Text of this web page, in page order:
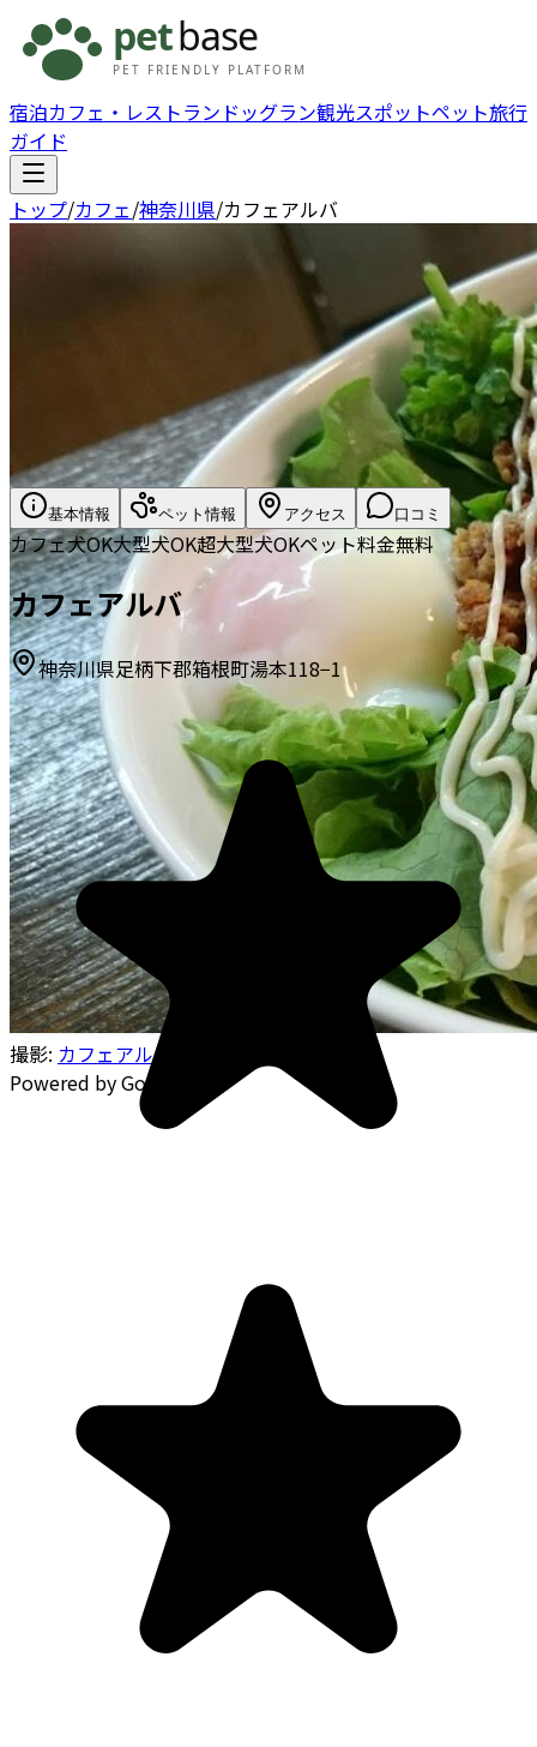
宿泊カフェ・レストラン ドッグラン観光スポットペット旅行
ガイド
トップ/カフェ/神奈川県/カフェアルバ
撮影: カフェアルバ
Powered by Google
基本情報 ペット情報 アクセス 口コミ
カフェ犬OK大型犬OK超大型犬OKペット料金無料
カフェアルバ
神奈川県足柄下郡箱根町湯本118−1